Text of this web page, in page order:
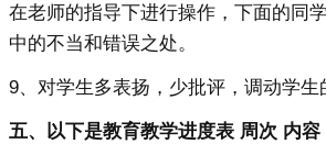
在老师的指导下进行操作，下面的同
中的不当和错误之处。
9、对学生多表扬，少批评，调动学生
五、以下是教育教学进度表 周次 内容